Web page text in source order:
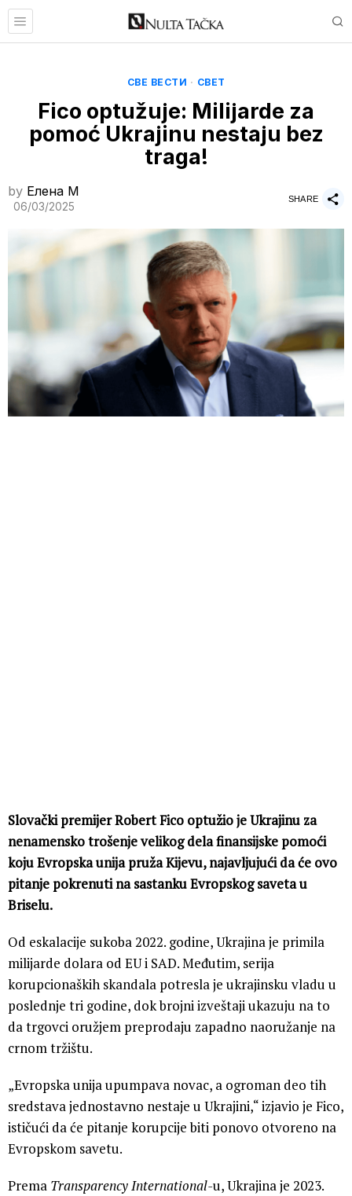
СВЕ ВЕСТИ · СВЕТ
Fico optužuje: Milijarde za
pomoć Ukrajinu nestaju bez
traga!
by Елена M
06/03/2025
SHARE
Slovački premijer Robert Fico optužio je Ukrajinu za
nenamensko trošenje velikog dela finansijske pomoći
koju Evropska unija pruža Kijevu, najavljujući da će ovo
pitanje pokrenuti na sastanku Evropskog saveta u
Briselu.
Od eskalacije sukoba 2022. godine, Ukrajina je primila
milijarde dolara od EU i SAD. Međutim, serija
korupcionaških skandala potresla je ukrajinsku vladu u
poslednje tri godine, dok brojni izveštaji ukazuju na to
da trgovci oružjem preprodaju zapadno naoružanje na
crnom tržištu.
„Evropska unija upumpava novac, a ogroman deo tih
sredstava jednostavno nestaje u Ukrajini,“ izjavio je Fico,
ističući da će pitanje korupcije biti ponovo otvoreno na
Evropskom savetu.
Prema Transparency International-u, Ukrajina je 2023.